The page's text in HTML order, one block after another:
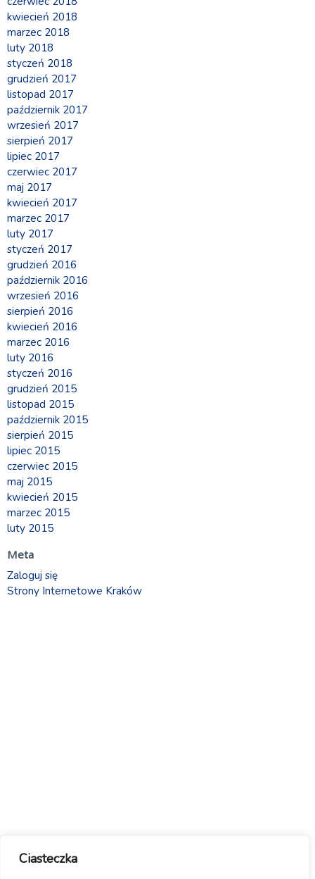
Ciasteczka
kwiecień 2018
marzec 2018
luty 2018
styczeń 2018
grudzień 2017
listopad 2017
październik 2017
wrzesień 2017
sierpień 2017
lipiec 2017
czerwiec 2017
maj 2017
kwiecień 2017
marzec 2017
luty 2017
styczeń 2017
grudzień 2016
październik 2016
wrzesień 2016
sierpień 2016
kwiecień 2016
marzec 2016
luty 2016
styczeń 2016
grudzień 2015
listopad 2015
październik 2015
sierpień 2015
lipiec 2015
czerwiec 2015
maj 2015
kwiecień 2015
marzec 2015
luty 2015
Meta
Zaloguj się
Strony Internetowe Kraków